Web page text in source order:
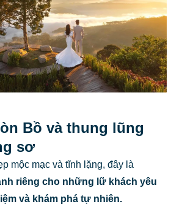
Bồ và thung lũng
sơ
mộc mạc và tĩnh lặng, đây là
riêng cho những lữ khách yêu
và khám phá tự nhiên.